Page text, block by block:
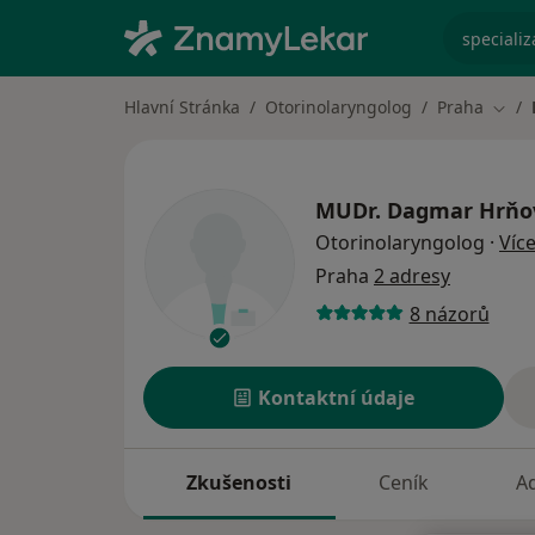
Hlavní Stránka Otorinolaryngolog Praha
MUDr. Dagmar
Otorinolaryngolog · Více
Praha 2 adresy
8 názorů
Kontaktní údaje
Zkušenosti Ceník